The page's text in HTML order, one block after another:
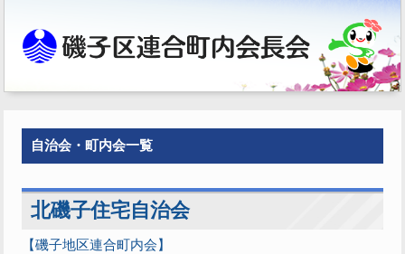
自治会・町内会一覧
北磯子住宅自治会
【磯子地区連合町内会】